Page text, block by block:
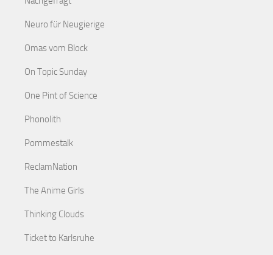
Neuro für Neugierige
Omas vom Block
On Topic Sunday
One Pint of Science
Phonolith
Pommestalk
ReclamNation
The Anime Girls
Thinking Clouds
Ticket to Karlsruhe